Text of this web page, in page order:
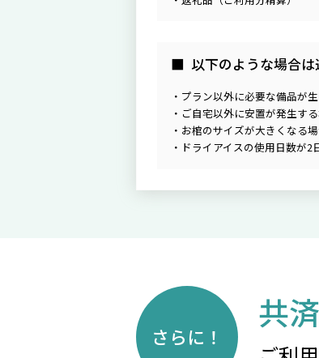
以下のような場合
プラン以外に必要な備品が
ご自宅以外に安置が発生す
お棺のサイズが大きくなる
ドライアイスの使用日数が2
さらに！
共